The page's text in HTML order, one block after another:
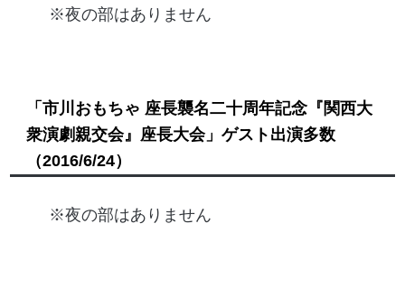
※夜の部はありません
「市川おもちゃ 座長襲名二十周年記念『関西大
衆演劇親交会』座長大会」ゲスト出演多数
（2016/6/24）
※夜の部はありません